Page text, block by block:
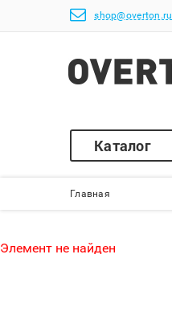
shop@overton.ru
Каталог
Главная
Элемент не найден